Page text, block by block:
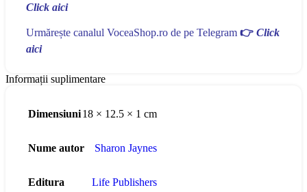
Click aici
Urmărește canalul VoceaShop.ro de pe Telegram 👉 Click
aici
Informații suplimentare
Dimensiuni18 × 12.5 × 1 cm
Nume autor Sharon Jaynes
Editura Life Publishers